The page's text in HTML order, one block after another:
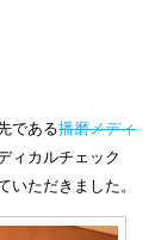
である播磨メディ
ィカルチェック
いただきました。